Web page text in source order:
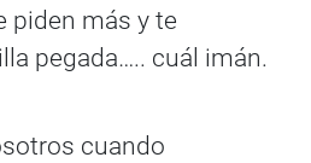
piden más y te
pegada….. cuál imán.
cuando